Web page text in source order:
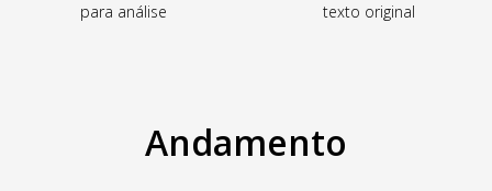
para análise
texto original
Andamento